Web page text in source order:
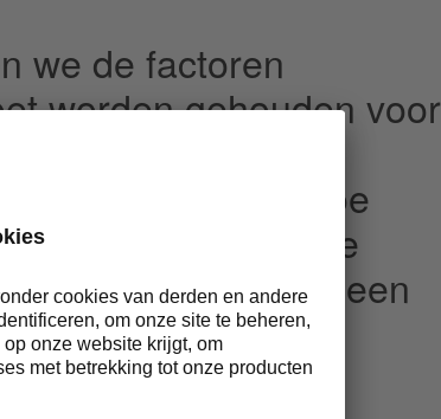
we de factoren
worden gehouden voor
hedendaagse
benzinestations, hoe
verandert en welke
een